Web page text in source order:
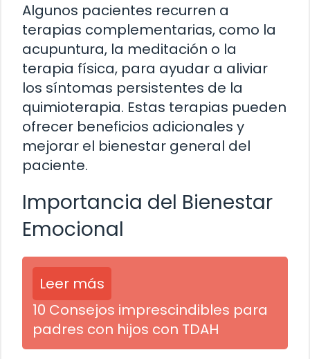
Algunos pacientes recurren a
terapias complementarias, como la
acupuntura, la meditación o la
terapia física, para ayudar a aliviar
los síntomas persistentes de la
quimioterapia. Estas terapias pueden
ofrecer beneficios adicionales y
mejorar el bienestar general del
paciente.
Importancia del Bienestar
Emocional
Leer más
10 Consejos imprescindibles para
padres con hijos con TDAH